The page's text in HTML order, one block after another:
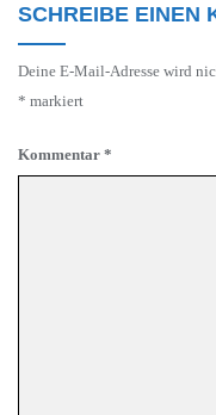
SCHREIBE EINEN
Deine E-Mail-Adresse wird
* markiert
Kommentar *